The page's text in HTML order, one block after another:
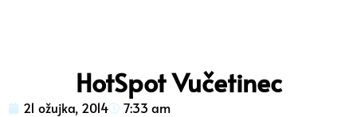
HotSpot Vučetinec
21 ožujka, 2014
7:33 am